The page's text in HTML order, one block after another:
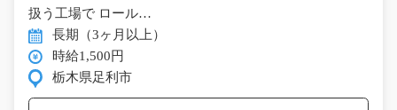
扱う工場で ロール…
長期（3ヶ月以上）
時給1,500円
栃木県足利市